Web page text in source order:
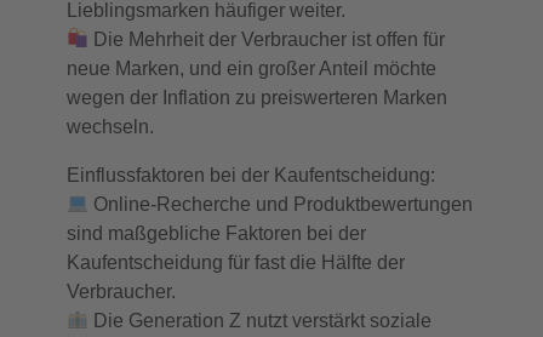
Lieblingsmarken häufiger weiter.
Die Mehrheit der Verbraucher ist offen für
neue Marken, und ein großer Anteil möchte
wegen der Inflation zu preiswerteren Marken
wechseln.
Einflussfaktoren bei der Kaufentscheidung:
Online-Recherche und Produktbewertungen
sind maßgebliche Faktoren bei der
Kaufentscheidung für fast die Hälfte der
Verbraucher.
Die Generation Z nutzt verstärkt soziale